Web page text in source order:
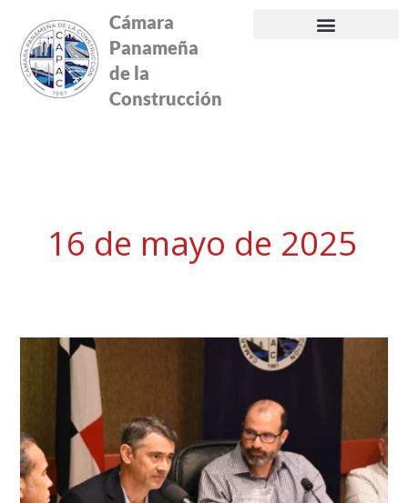
contenido
Cámara
Panameña
de la
Construcción
16 de mayo de 2025
Presentan
Puente
a
la